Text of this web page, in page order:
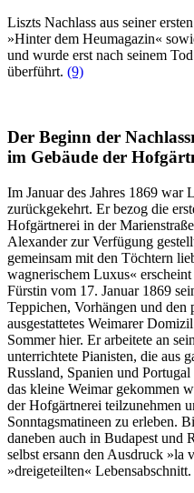
Liszts Nachlass aus seiner
»Hinter dem Heumagazin«
und wurde erst nach seinem
überführt. (9)
Der Beginn der
im Gebäude der
Im Januar des Jahres 1869 war
zurückgekehrt. Er bezog die
Hofgärtnerei in der
Alexander zur Verfügung
gemeinsam mit den Töchtern
wagnerischem Luxus«
Fürstin vom 17. Januar 1869
Teppichen, Vorhängen und
ausgestattetes Weimarer
Sommer hier. Er arbeitete an
unterrichtete Pianisten, die aus
Russland, Spanien und
das kleine Weimar gekommen
der Hofgärtnerei teilzunehmen
Sonntagsmatineen zu erleben.
daneben auch in Budapest und
selbst ersann den Ausdruck »la
»dreigeteilten« Lebensabschnitt.